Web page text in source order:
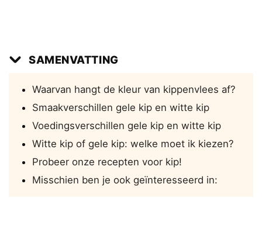
SAMENVATTING
Waarvan hangt de kleur van kippenvlees af?
Smaakverschillen gele kip en witte kip
Voedingsverschillen gele kip en witte kip
Witte kip of gele kip: welke moet ik kiezen?
Probeer onze recepten voor kip!
Misschien ben je ook geïnteresseerd in: